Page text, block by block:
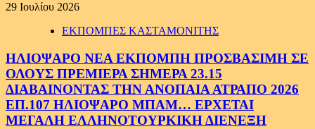
29 Ιουλίου 2026
ΕΚΠΟΜΠΕΣ ΚΑΣΤΑΜΟΝΙΤΗΣ
ΗΛΙΟΨΑΡΟ ΝΕΑ ΕΚΠΟΜΠΗ ΠΡΟΣΒΑΣΙΜΗ ΣΕ
ΟΛΟΥΣ ΠΡΕΜΙΕΡΑ ΣΗΜΕΡΑ 23.15
ΔΙΑΒΑΙΝΟΝΤΑΣ ΤΗΝ ΑΝΟΠΑΙΑ ΑΤΡΑΠΟ 2026
ΕΠ.107 ΗΛΙΟΨΑΡΟ ΜΠΑΜ… ΕΡΧΕΤΑΙ
ΜΕΓΑΛΗ ΕΛΛΗΝΟΤΟΥΡΚΙΚΗ ΔΙΕΝΕΞΗ